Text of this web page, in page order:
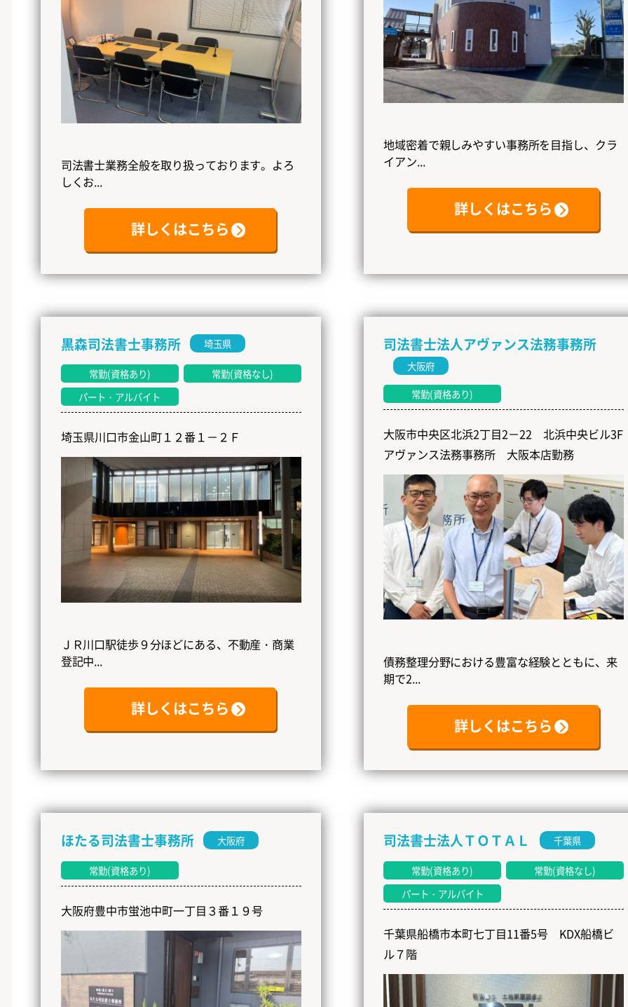
司法書士業務全般を取り扱っております。よろ
しくお...
詳しくはこちら
地域密着で親しみやすい事務所を目指し、クラ
イアン...
詳しくはこちら
黒森司法書士事務所 埼玉県
常勤(資格あり)
常勤(資格なし)
パート・アルバイト
埼玉県川口市金山町１２番１－２Ｆ
ＪＲ川口駅徒歩９分ほどにある、不動産・商業
登記中...
詳しくはこちら
司法書士法人アヴァンス法務事務所
大阪府
常勤(資格あり)
大阪市中央区北浜2丁目2－22 北浜中央ビル3F
アヴァンス法務事務所 大阪本店勤務
債務整理分野における豊富な経験とともに、来
期で2...
詳しくはこちら
ほたる司法書士事務所 大阪府
常勤(資格あり)
大阪府豊中市蛍池中町一丁目３番１９号
司法書士法人ＴＯＴＡＬ 千葉県
常勤(資格あり)
常勤(資格なし)
パート・アルバイト
千葉県船橋市本町七丁目11番5号 KDX船橋ビ
ル７階